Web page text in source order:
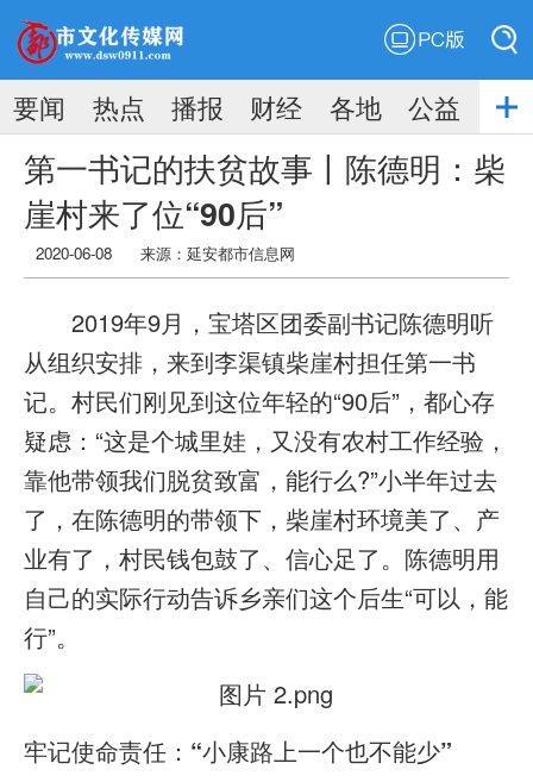
搜索
搜索
要闻 热点 播报 财经 各地 公益
第一书记的扶贫故事丨陈德明：柴
崖村来了位“90后”
2020-06-08 来源：延安都市信息网
2019年9月，宝塔区团委副书记陈德明听
从组织安排，来到李渠镇柴崖村担任第一书
记。村民们刚见到这位年轻的“90后”，都心存
疑虑：“这是个城里娃，又没有农村工作经验，
靠他带领我们脱贫致富，能行么?”小半年过去
了，在陈德明的带领下，柴崖村环境美了、产
业有了，村民钱包鼓了、信心足了。陈德明用
自己的实际行动告诉乡亲们这个后生“可以，能
行”。
牢记使命责任：“小康路上一个也不能少”